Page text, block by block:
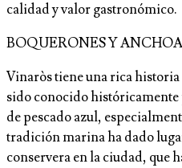
calidad y valor gastronómico.
BOQUERONES Y
Vinaròs tiene una rica
sido conocido históricamente
de pescado azul,
tradición marina ha dado
conservera en la ciudad, que